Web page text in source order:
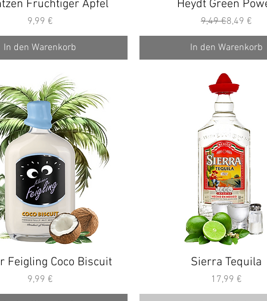
Fruchtiger Apfel
Preis
9,99 €
In den Warenkorb
Heydt Green
9,49 €Sale-Preis
8,49 €
In den Warenkorb
Schnellansicht
Feigling Coco Biscuit
Preis
9,99 €
Schnellansicht
Sierra Tequila
Preis
17,99 €